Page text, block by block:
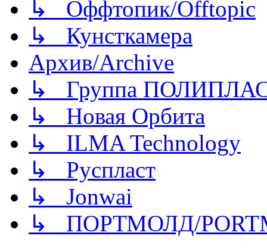
↳ Оффтопик/Offtopic
↳ Кунсткамера
Архив/Archive
↳ Группа
↳ Новая Орбита
↳ ILMA Technology
↳ Руспласт
↳ Jonwai
↳ ПОРТМОЛД/